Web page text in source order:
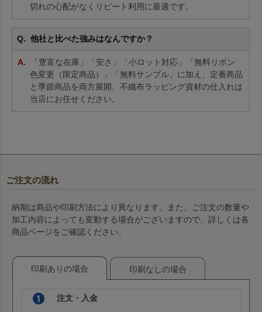
切れの心配がなくリピート利用に最適です。
他社と比べた強みはなんですか？
「豊富な在庫」「安さ」「小ロット対応」「無料リボン
色変更（限定商品）」「無料サンプル」に加え、定番商品
と季節商品を両方展開。不織布ラッピング資材の仕入れは
当店にお任せください。
ご注文の流れ
納期は商品や印刷方法により異なります。また、ご注文の数量や
加工内容によっても変動する場合がございますので、詳しくは各
商品ページをご確認ください。
印刷ありの場合 印刷なしの場合
注文・入金